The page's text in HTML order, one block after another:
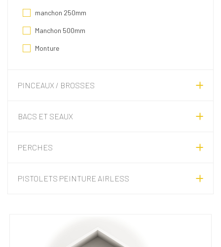
manchon 250mm
Manchon 500mm
Monture
PINCEAUX / BROSSES
BACS ET SEAUX
PERCHES
PISTOLETS PEINTURE AIRLESS